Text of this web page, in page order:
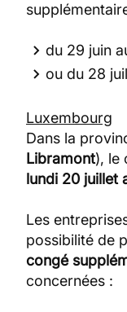
du 29 juin
ou du 28
Luxembourg
Dans la
Libramont), le
lundi 20 juillet
Les
possibilité de
congé
concernées :